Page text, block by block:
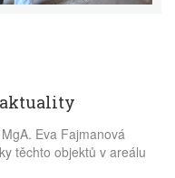
Eva Fajmanová
těchto objektů v areálu